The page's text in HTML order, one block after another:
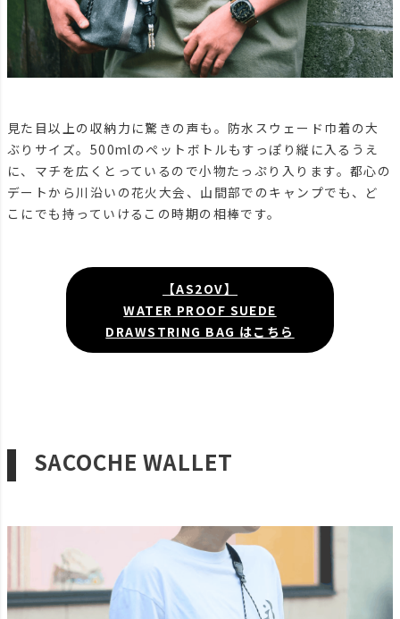
見た目以上の収納力に驚きの声も。防水スウェード巾着の大
ぶりサイズ。500mlのペットボトルもすっぽり縦に入るうえ
に、マチを広くとっているので小物たっぷり入ります。都心の
デートから川沿いの花火大会、山間部でのキャンプでも、ど
こにでも持っていけるこの時期の相棒です。
【AS2OV】
WATER PROOF SUEDE
DRAWSTRING BAG はこちら
SACOCHE WALLET